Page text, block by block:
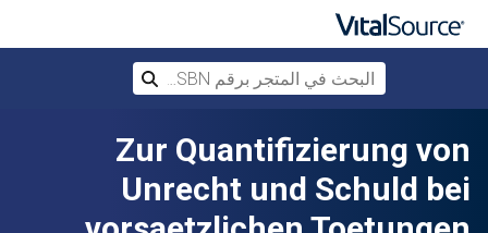
Zur Quantifizierung von
Unrecht und Schuld bei